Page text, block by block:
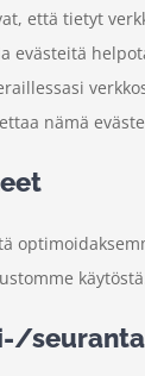
että tietyt
evästeitä
nämä